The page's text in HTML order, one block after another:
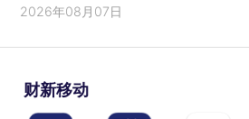
2026年08月07日
财新移动